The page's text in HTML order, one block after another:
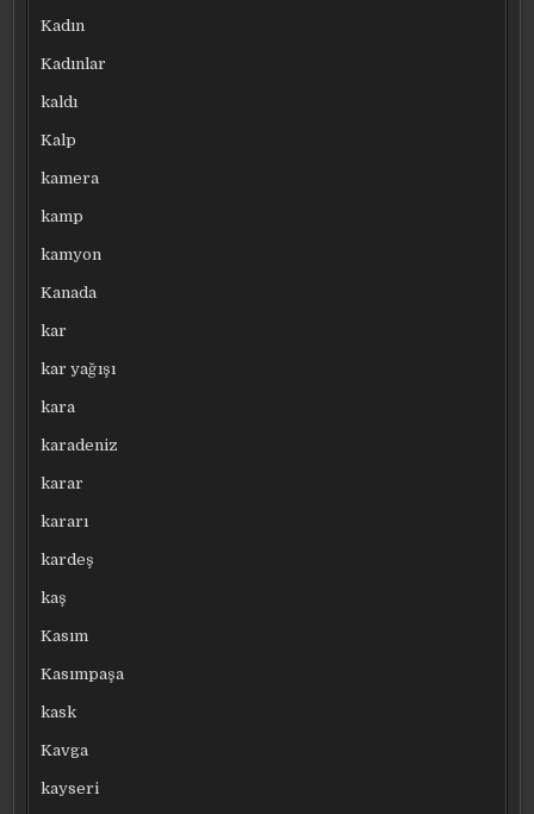
Kadın
Kadınlar
kaldı
Kalp
kamera
kamp
kamyon
Kanada
kar
kar yağışı
kara
karadeniz
karar
kararı
kardeş
kaş
Kasım
Kasımpaşa
kask
Kavga
kayseri